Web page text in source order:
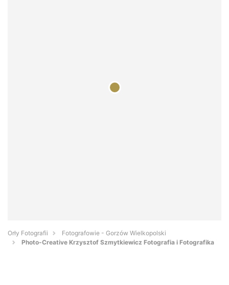
Orły Fotografii
Fotografowie - Gorzów Wielkopolski
Photo-Creative Krzysztof Szmytkiewicz Fotografia i Fotografika